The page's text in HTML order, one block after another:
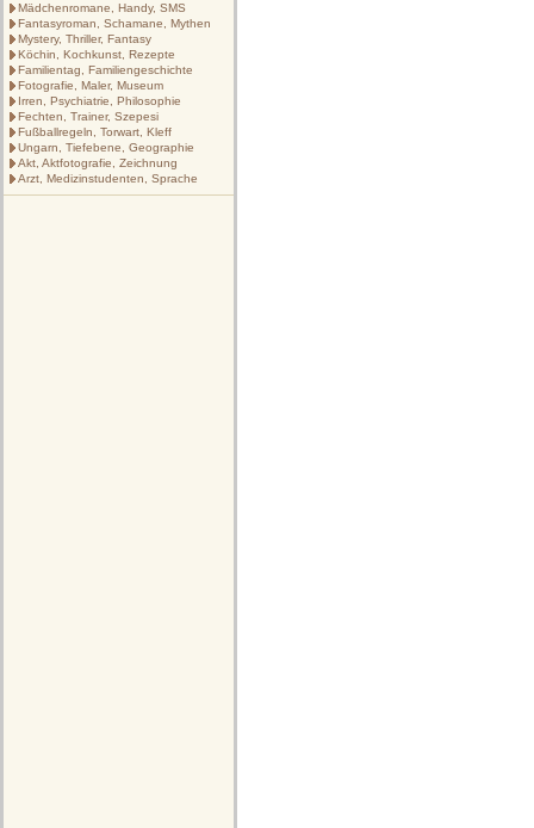
Mädchenromane, Handy, SMS
Fantasyroman, Schamane, Mythen
Mystery, Thriller, Fantasy
Köchin, Kochkunst, Rezepte
Familientag, Familiengeschichte
Fotografie, Maler, Museum
Irren, Psychiatrie, Philosophie
Fechten, Trainer, Szepesi
Fußballregeln, Torwart, Kleff
Ungarn, Tiefebene, Geographie
Akt, Aktfotografie, Zeichnung
Arzt, Medizinstudenten, Sprache